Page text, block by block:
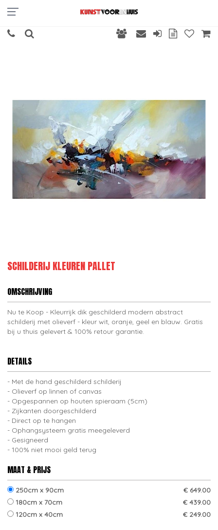
SCHILDERIJ KLEUREN PALLET
OMSCHRIJVING
Nu te Koop - Kleurrijk dik geschilderd modern abstract
schilderij met olieverf - kleur wit, oranje, geel en blauw. Gratis
bij u thuis gelevert & 100% retour garantie.
DETAILS
Met de hand geschilderd schilderij
Olieverf op linnen of canvas
Opgespannen op houten spieraam (5cm)
Zijkanten doorgeschilderd
Direct op te hangen
Ophangsysteem gratis meegeleverd
Gesigneerd
100% niet mooi geld terug
MAAT & PRIJS
250cm x 90cm
€ 649.00
180cm x 70cm
€ 439.00
120cm x 40cm
€ 249.00